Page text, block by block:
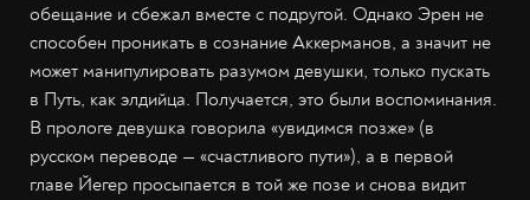
обещание и сбежал вместе с подругой. Однако Эрен не
способен проникать в сознание Аккерманов, а значит не
может манипулировать разумом девушки, только пускать
в Путь, как элдийца. Получается, это были воспоминания.
В прологе девушка говорила «увидимся позже» (в
русском переводе — «счастливого пути»), а в первой
главе Йегер просыпается в той же позе и снова видит